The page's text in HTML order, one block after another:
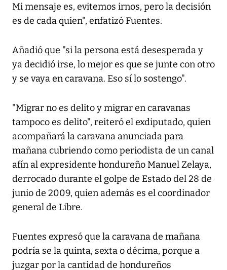
Mi mensaje es, evitemos irnos, pero la decisión
es de cada quien", enfatizó Fuentes.
Añadió que "si la persona está desesperada y
ya decidió irse, lo mejor es que se junte con otro
y se vaya en caravana. Eso sí lo sostengo".
"Migrar no es delito y migrar en caravanas
tampoco es delito", reiteró el exdiputado, quien
acompañará la caravana anunciada para
mañana cubriendo como periodista de un canal
afín al expresidente hondureño Manuel Zelaya,
derrocado durante el golpe de Estado del 28 de
junio de 2009, quien además es el coordinador
general de Libre.
Fuentes expresó que la caravana de mañana
podría se la quinta, sexta o décima, porque a
juzgar por la cantidad de hondureños